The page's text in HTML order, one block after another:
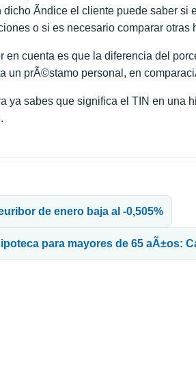
dicho Ã­ndice el cliente puede saber
o si es necesario comparar otras
en cuenta es que la diferencia del
un prÃ©stamo personal, en
ya sabes que significa el TIN en una
de enero baja al -0,505%
para mayores de 65 aÃ±os: